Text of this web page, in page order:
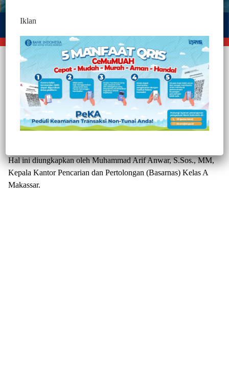
Makassar, Jurnaltivi.com
– Usai hari ke 10 pencarian ketiga
abk korban Kapal tenggelam KLM Asia Mulia di Perairan
Bantaeng, Provinsi Sulawesi Selatan dinyatakan nihil, berakhir
Hal ini diungkapkan oleh Muhammad Arif Anwar, S.Sos., MM,
Kepala Kantor Pencarian dan Pertolongan (Basarnas) Kelas A
Makassar.
Iklan